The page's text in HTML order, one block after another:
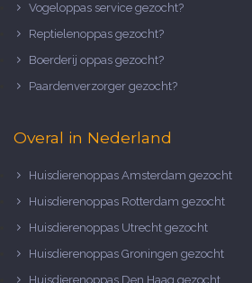
Vogeloppas service gezocht?
Reptielenoppas gezocht?
Boerderij oppas gezocht?
Paardenverzorger gezocht?
Overal in Nederland
Huisdierenoppas Amsterdam gezocht
Huisdierenoppas Rotterdam gezocht
Huisdierenoppas Utrecht gezocht
Huisdierenoppas Groningen gezocht
Huisdierenoppas Den Haag gezocht